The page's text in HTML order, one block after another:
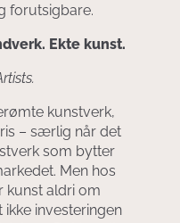
forutsigbare.
Ekte kunst.
kunstverk,
– særlig når det
som bytter
Men hos
kunst aldri om
investeringen